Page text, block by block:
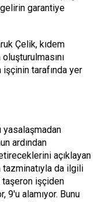
garantiye
Çelik, kıdem
işçinin tarafında yer
yasalaşmadan
ardından
açıklayan
tazminatıyla da ilgili
taşeron işçiden
9′u alamıyor. Bunu